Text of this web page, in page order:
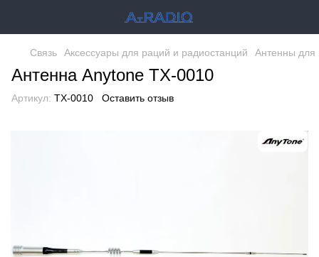
Связь Аксессуары для раций и радиостанций Антенны для
Антенна Anytone TX-0010
Артикул: TX-0010 Оставить отзыв